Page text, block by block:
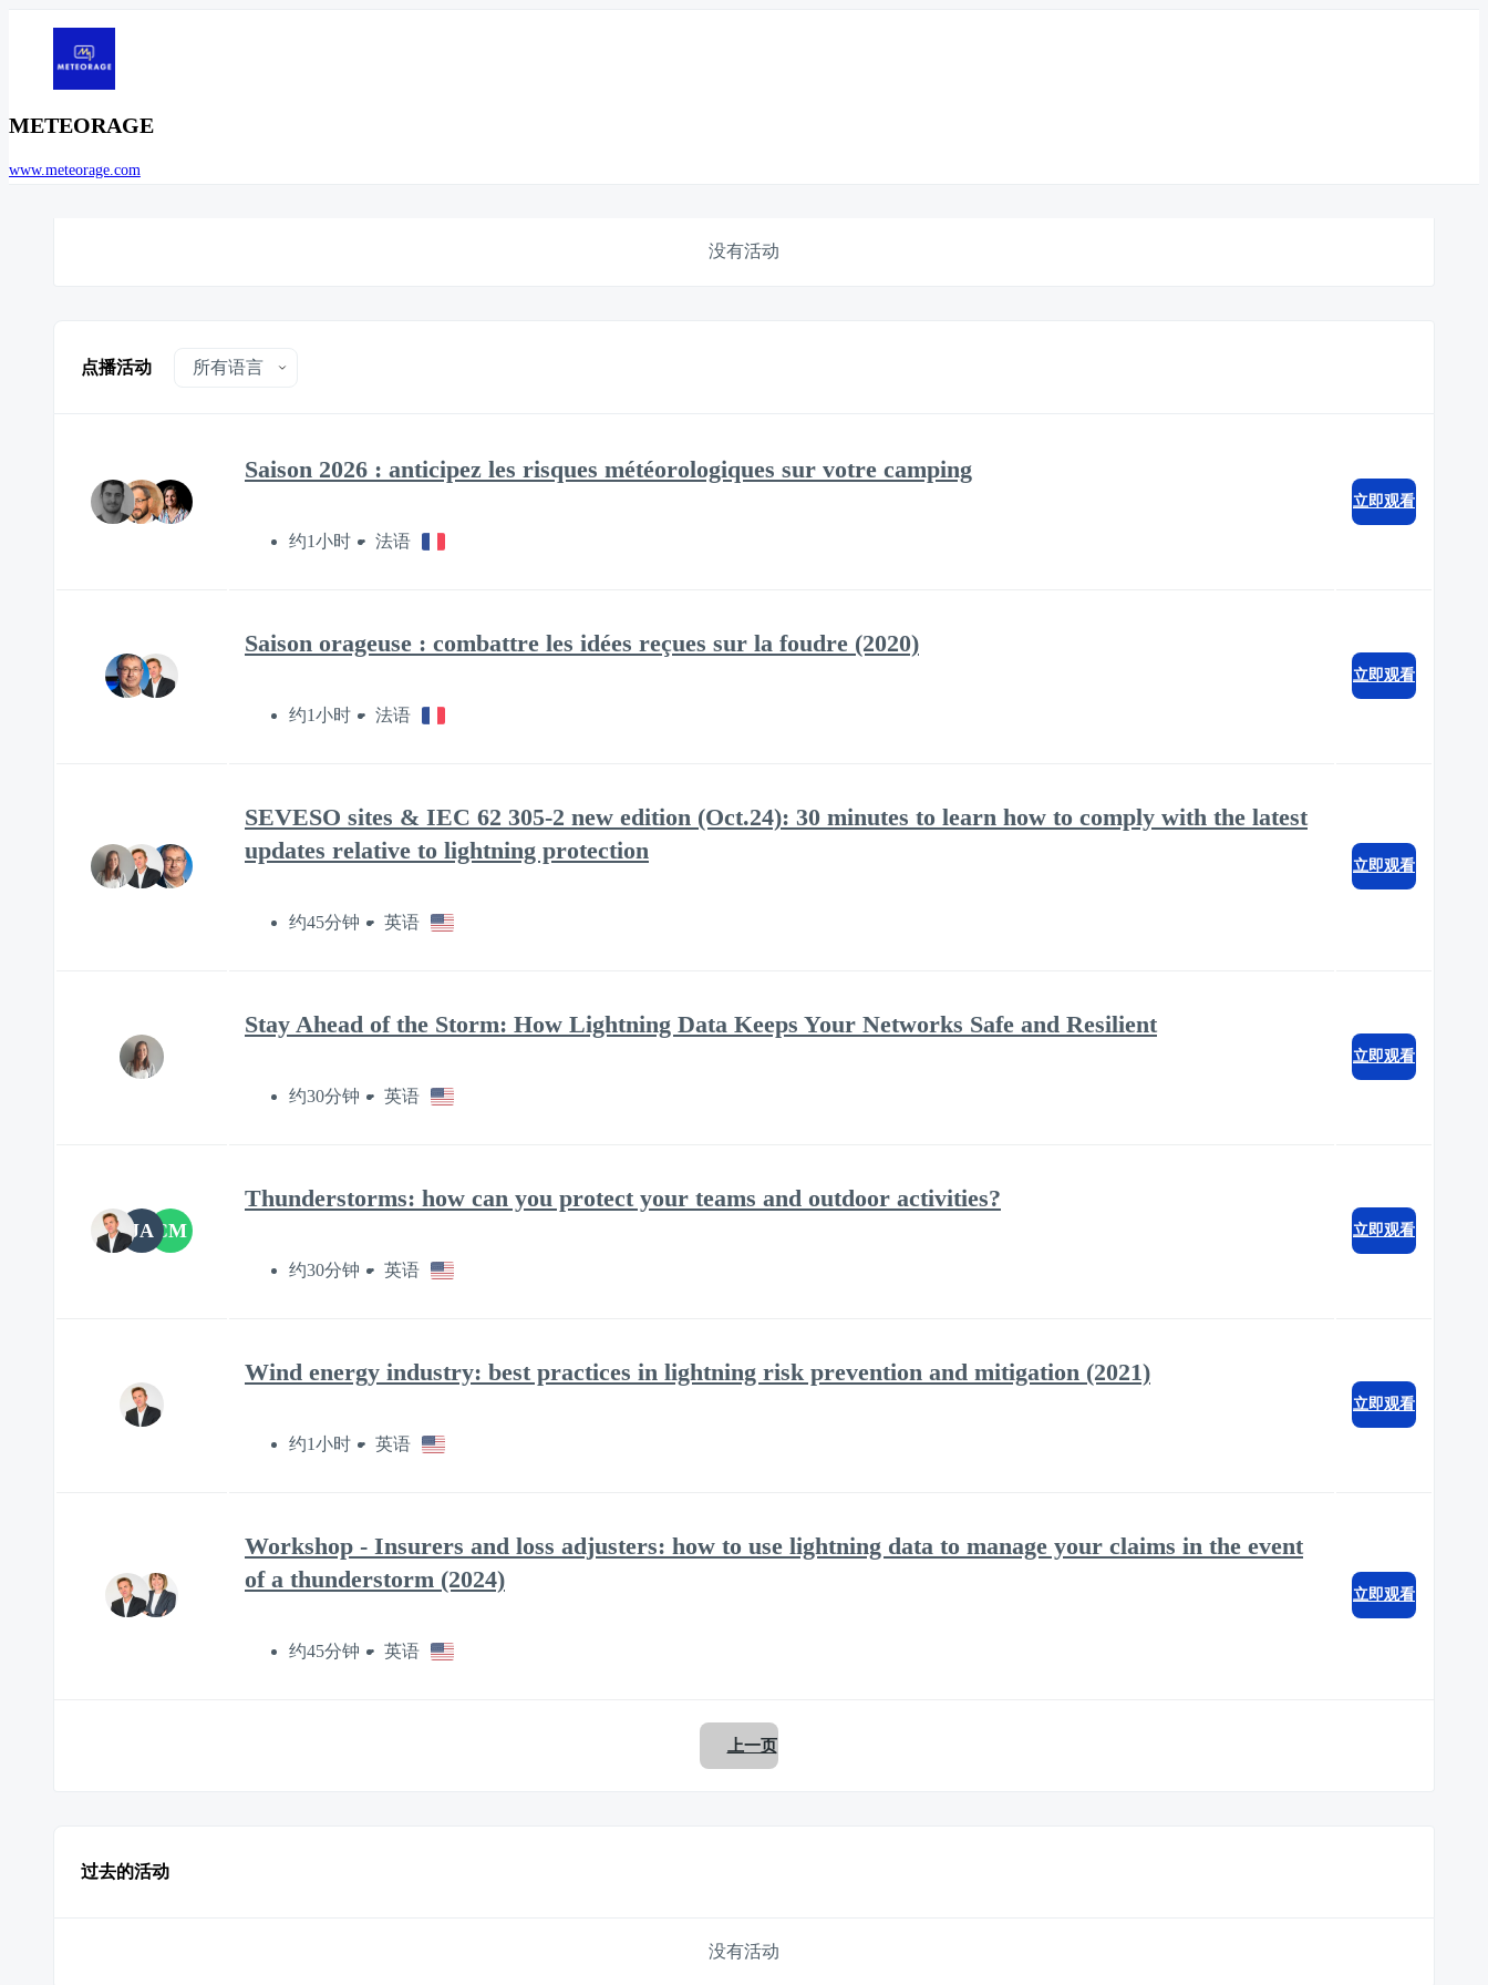
METEORAGE
www.meteorage.com
没有活动
点播活动
Saison 2026 : anticipez les risques météorologiques sur votre camping
约1小时 法语
立即观看
Saison orageuse : combattre les idées reçues sur la foudre (2020)
约1小时 法语
立即观看
SEVESO sites & IEC 62 305-2 new edition (Oct.24): 30 minutes to learn how to comply with the latest
updates relative to lightning protection
约45分钟 英语
立即观看
Stay Ahead of the Storm: How Lightning Data Keeps Your Networks Safe and Resilient
约30分钟 英语
立即观看
JA CM
Thunderstorms: how can you protect your teams and outdoor activities?
约30分钟 英语
立即观看
Wind energy industry: best practices in lightning risk prevention and mitigation (2021)
约1小时 英语
立即观看
Workshop - Insurers and loss adjusters: how to use lightning data to manage your claims in the event
of a thunderstorm (2024)
约45分钟 英语
立即观看
上一页
过去的活动
没有活动